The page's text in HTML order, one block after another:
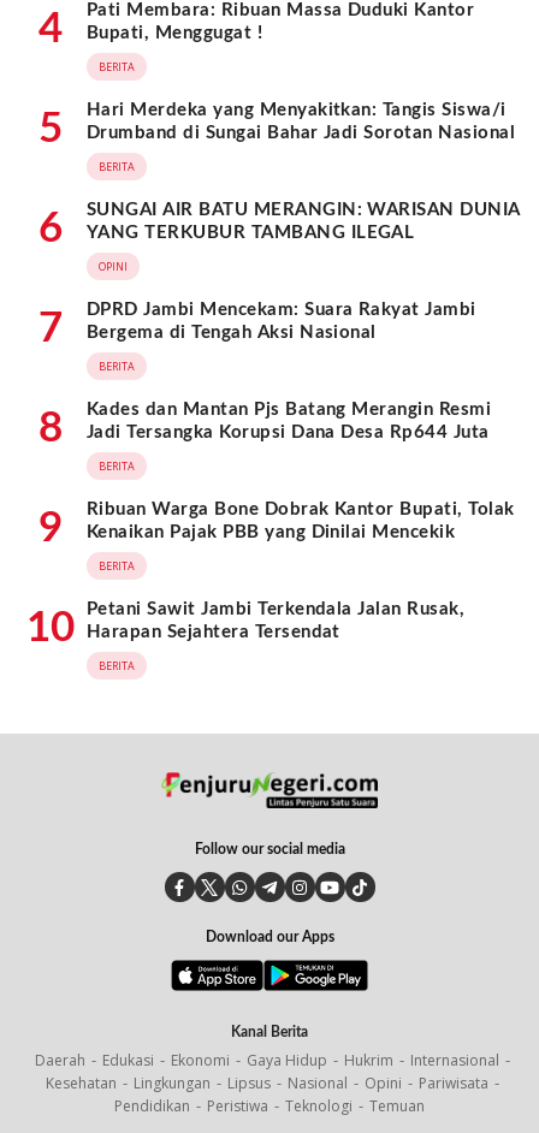
4
Pati Membara: Ribuan Massa Duduki Kantor
Bupati, Menggugat !
BERITA
5
Hari Merdeka yang Menyakitkan: Tangis Siswa/i
Drumband di Sungai Bahar Jadi Sorotan Nasional
BERITA
6
SUNGAI AIR BATU MERANGIN: WARISAN DUNIA
YANG TERKUBUR TAMBANG ILEGAL
OPINI
7
DPRD Jambi Mencekam: Suara Rakyat Jambi
Bergema di Tengah Aksi Nasional
BERITA
8
Kades dan Mantan Pjs Batang Merangin Resmi
Jadi Tersangka Korupsi Dana Desa Rp644 Juta
BERITA
9
Ribuan Warga Bone Dobrak Kantor Bupati, Tolak
Kenaikan Pajak PBB yang Dinilai Mencekik
BERITA
10
Petani Sawit Jambi Terkendala Jalan Rusak,
Harapan Sejahtera Tersendat
BERITA
Follow our social media
Download our Apps
Kanal Berita
Daerah Edukasi Ekonomi Gaya Hidup Hukrim
Internasional
Kesehatan
Lingkungan Lipsus Nasional Opini
Pariwisata
Pendidikan
Peristiwa Teknologi Temuan